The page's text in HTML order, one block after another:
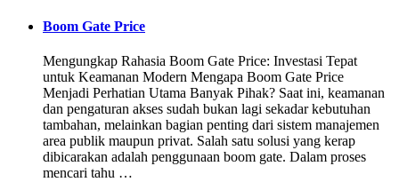
Boom Gate Price
Mengungkap Rahasia Boom Gate Price: Investasi Tepat
untuk Keamanan Modern Mengapa Boom Gate Price
Menjadi Perhatian Utama Banyak Pihak? Saat ini, keamanan
dan pengaturan akses sudah bukan lagi sekadar kebutuhan
tambahan, melainkan bagian penting dari sistem manajemen
area publik maupun privat. Salah satu solusi yang kerap
dibicarakan adalah penggunaan boom gate. Dalam proses
mencari tahu …